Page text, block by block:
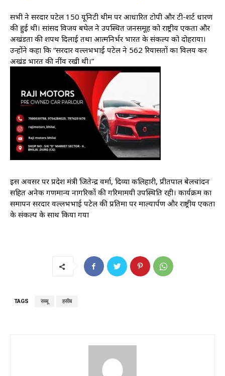
सभी ने सरदार पटेल 150 यूनिटी थीम पर आधारित टोपी और टी-शर्ट धारण
की हुई थी। सांसद विजय बघेल ने उपस्थित जनसमूह को राष्ट्रीय एकता और
अखंडता की शपथ दिलाई तथा आत्मनिर्भर भारत के संकल्प को दोहराया।
उन्होंने कहा कि “सरदार वल्लभभाई पटेल ने 562 रियासतों का विलय कर
अखंड भारत की नींव रखी थी।”
इस अवसर पर प्रदेश मंत्री जितेन्द्र वर्मा, दिव्या कलिहारी, प्रीतपाल बेलचांदन
सहित अनेक गणमान्य नागरिकों की गरिमामयी उपस्थिति रही। कार्यक्रम का
समापन सरदार वल्लभभाई पटेल की प्रतिमा पर माल्यार्पण और राष्ट्रीय एकता
के संकल्प के साथ किया गया
TAGS सब्बू हसीब